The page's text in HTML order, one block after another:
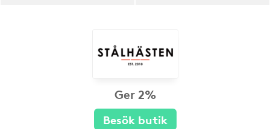
Ger 2%
Besök butik